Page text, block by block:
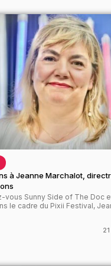
à Jeanne Marchalot,
vous Sunny Side of The Doc
le cadre du Pixii Festival,